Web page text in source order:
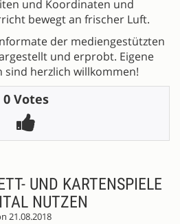
und Koordinaten und
bewegt an frischer Luft.
der mediengestützten
und erprobt. Eigene
sind herzlich willkommen!
0 Votes
UND KARTENSPIELE
NUTZEN
21.08.2018